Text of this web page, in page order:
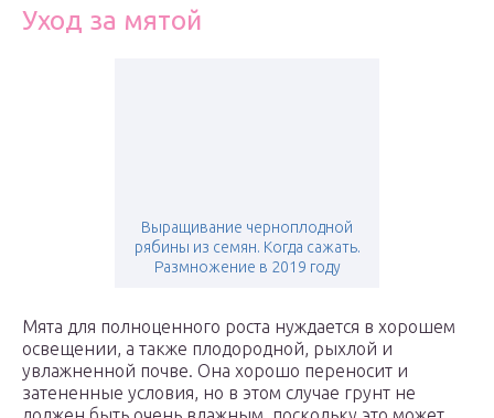
Уход за мятой
Выращивание черноплодной
рябины из семян. Когда сажать.
Размножение в 2019 году
Мята для полноценного роста нуждается в хорошем
освещении, а также плодородной, рыхлой и
увлажненной почве. Она хорошо переносит и
затененные условия, но в этом случае грунт не